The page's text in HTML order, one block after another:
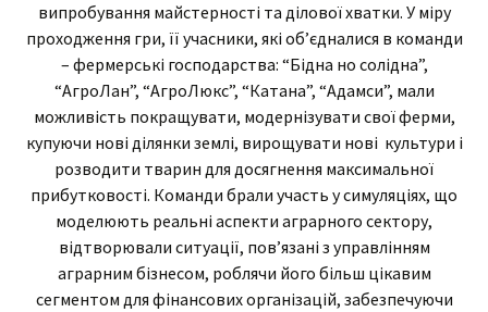
випробування майстерності та ділової хватки. У міру
проходження гри, її учасники, які об’єдналися в команди
– фермерські господарства: “Бідна но солідна”,
“АгроЛан”, “АгроЛюкс”, “Катана”, “Адамси”, мали
можливість покращувати, модернізувати свої ферми,
купуючи нові ділянки землі, вирощувати нові культури і
розводити тварин для досягнення максимальної
прибутковості. Команди брали участь у симуляціях, що
моделюють реальні аспекти аграрного сектору,
відтворювали ситуації, пов’язані з управлінням
аграрним бізнесом, роблячи його більш цікавим
сегментом для фінансових організацій, забезпечуючи